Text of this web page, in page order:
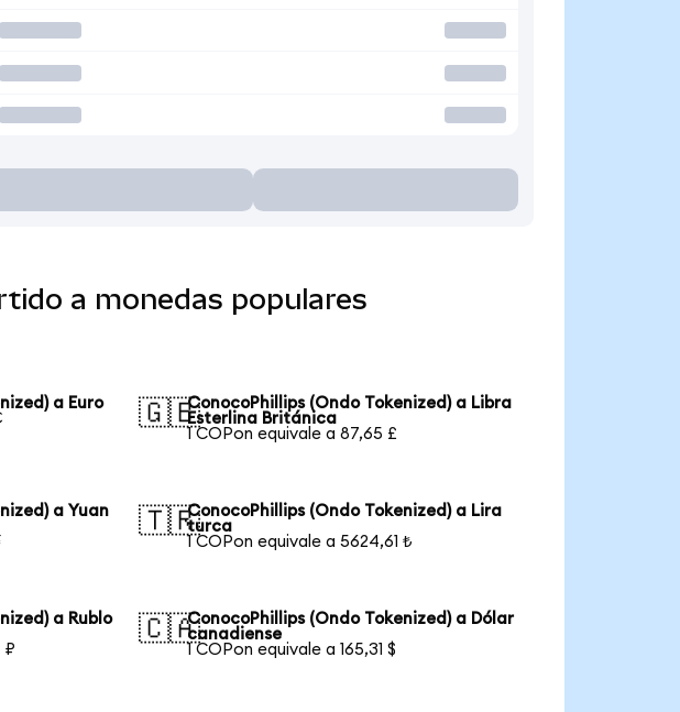
a monedas populares
a Euro
🇬🇧ConocoPhillips (Ondo Tokenized) a Libra
Esterlina Británica
1 COPon equivale a 87,65 £
a Yuan
🇹🇷ConocoPhillips (Ondo Tokenized) a Lira
turca
1 COPon equivale a 5624,61 ₺
a Rublo
₽
🇨🇦ConocoPhillips (Ondo Tokenized) a Dólar
canadiense
1 COPon equivale a 165,31 $